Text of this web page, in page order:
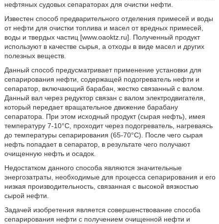
нефтяных судовых сепараторах для очистки нефти.
Известен способ предварительного отделения примесей и воды
от нефти для очистки топлива и масел от вредных примесей,
воды и твердых частиц [www.oaoktz.ru]. Полученный продукт
используют в качестве сырья, а отходы в виде масел и других
полезных веществ.
Данный способ предусматривает применение установки для
сепарирования нефти, содержащей подогреватель нефти и
сепаратор, включающий барабан, жестко связанный с валом.
Данный вал через редуктор связан с валом электродвигателя,
который передает вращательное движение барабану
сепаратора. При этом исходный продукт (сырая нефть), имея
температуру 7-10°C, проходит через подогреватель, нагреваясь
до температуры сепарирования (65-70°C). После чего сырая
нефть попадает в сепаратор, в результате чего получают
очищенную нефть и осадок.
Недостатком данного способа являются значительные
энергозатраты, необходимые для процесса сепарирования и его
низкая производительность, связанная с высокой вязкостью
сырой нефти.
Задачей изобретения является совершенствование способа
сепарирования нефти с получением очищенной нефти и